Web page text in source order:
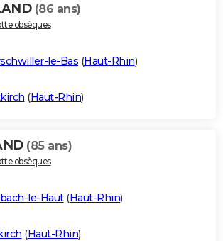
(86 ans)
obsèques
le-Bas (Haut-Rhin)
(Haut-Rhin)
(85 ans)
obsèques
le-Haut(Haut-Rhin)
(Haut-Rhin)